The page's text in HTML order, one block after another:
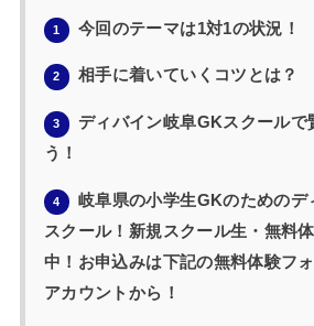
1 今回のテーマは1対1の状況！
2 相手に着いていくコツとは？
3
ディバイン岐阜GKスクールで
う！
4
岐阜県の小学生GKのためのデ
スクール！新規スクール生・無料
中！お申込みは下記の無料体験フ
アカウントから！